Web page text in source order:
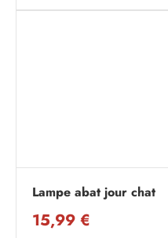
Lampe abat jour chat
15,99 €